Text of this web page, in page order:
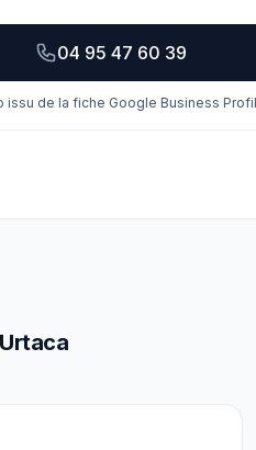
04 95 47 60 39
issu de la fiche Google Business